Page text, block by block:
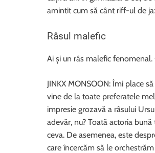
amintit cum să cânt riff-ul de
Râsul malefic
Ai și un râs malefic
JINKX MONSOON: Îmi place
vine de la toate preferatele
impresie grozavă a râsului
adevăr, nu? Toată actoria
ceva. De asemenea, este
care încercăm să le